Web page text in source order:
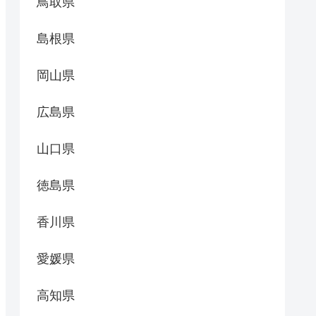
島根県
岡山県
広島県
山口県
徳島県
香川県
愛媛県
高知県